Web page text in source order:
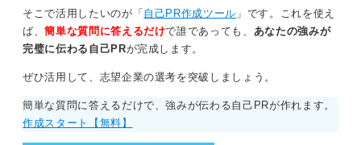
そこで活用したいのが「 自己PR作成ツール 」です。これを使え
ば、簡単な質問に答えるだけで誰であっても、 あなたの強みが
完璧に伝わる自己PRが完成します。
ぜひ活用して、志望企業の選考を突破しましょう。
簡単な質問に答えるだけで、強みが伝わる自己PRが作れます。
作成スタート【無料】